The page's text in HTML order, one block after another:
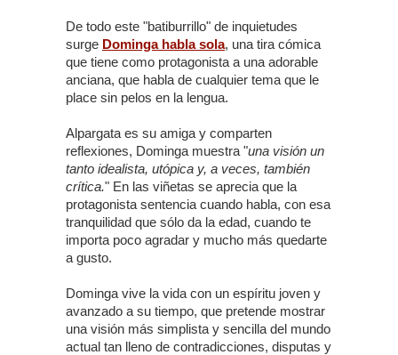
De todo este "batiburrillo" de inquietudes
surge Dominga habla sola, una tira cómica
que tiene como protagonista a una adorable
anciana, que habla de cualquier tema que le
place sin pelos en la lengua.
Alpargata es su amiga y comparten
reflexiones, Dominga muestra "una visión un
tanto idealista, utópica y, a veces, también
crítica." En las viñetas se aprecia que la
protagonista sentencia cuando habla, con esa
tranquilidad que sólo da la edad, cuando te
importa poco agradar y mucho más quedarte
a gusto.
Dominga vive la vida con un espíritu joven y
avanzado a su tiempo, que pretende mostrar
una visión más simplista y sencilla del mundo
actual tan lleno de contradicciones, disputas y